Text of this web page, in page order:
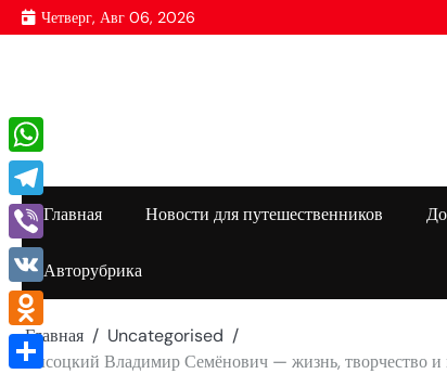
Перейти
к
Четверг, Авг 06, 2026
Главная Новости для путешественников
Авторубрика
Главная
Uncategorised
Высоцкий Владимир Семёнович — жизнь, творчество
WhatsApp
Telegram
Viber
VK
Odnoklassniki